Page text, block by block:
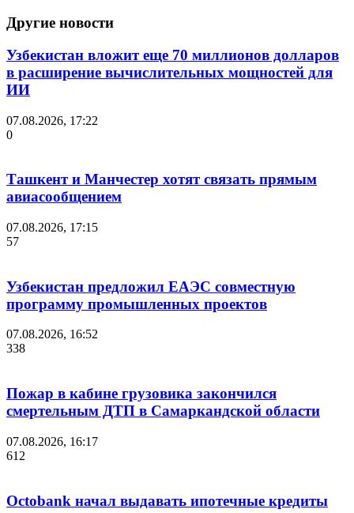
Другие новости
Узбекистан вложит еще 70 миллионов долларов
в расширение вычислительных мощностей для
ИИ
07.08.2026, 17:22
0
Ташкент и Манчестер хотят связать прямым
авиасообщением
07.08.2026, 17:15
57
Узбекистан предложил ЕАЭС совместную
программу промышленных проектов
07.08.2026, 16:52
338
Пожар в кабине грузовика закончился
смертельным ДТП в Самаркандской области
07.08.2026, 16:17
612
Octobank начал выдавать ипотечные кредиты